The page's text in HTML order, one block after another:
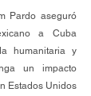
Pardo aseguró
a Cuba
humanitaria y
un impacto
Estados Unidos